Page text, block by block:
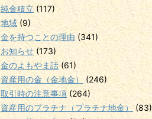
純金積立 (117)
地域 (9)
金を持つことの理由 (341)
お知らせ (173)
金のよもやま話(61)
資産用の金（金地金）
(246)
取引時の注意事項 (264)
資産用のプラチナ（プラチナ地金）
(83)